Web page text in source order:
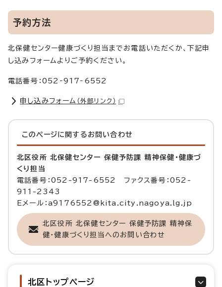
予約方法
北保健センター健康づくり担当までお電話いただくか、下記申
し込みフォームよりご予約ください。
電話番号：052‐917‐6552
申し込みフォーム （外部リンク）
このページに関する お問い合わせ
北区役所 北保健センター 保健予防課 精神保健・健康づ
くり担当
電話番号：052-917-6552 ファクス番号：052-
911-2343
Eメール：a9176552@kita.city.nagoya.lg.jp
北区役所 北保健センター 保健予防課 精神保
健・健康づくり担当へのお問い合わせ
北区トップページ